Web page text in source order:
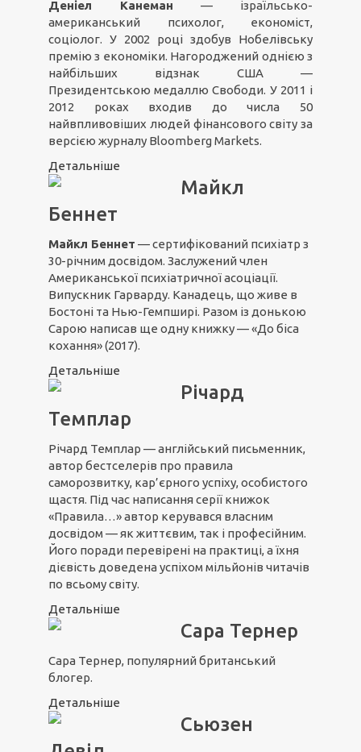
Деніел Канеман— ізраїльсько-
американський психолог, економіст,
соціолог. У 2002 році здобув Нобелівську
премію з економіки. Нагороджений однією з
найбільших відзнак США —
Президентською медаллю Свободи. У 2011 і
2012 роках входив до числа 50
найвпливовіших людей фінансового світу за
версією журналу Bloomberg Markets.
Детальніше
Майкл
Беннет
Майкл Беннет — сертифікований психіатр з
30-річним досвідом. Заслужений член
Американської психіатричної асоціації.
Випускник Гарварду. Канадець, що живе в
Бостоні та Нью-Гемпширі. Разом із донькою
Сарою написав ще одну книжку — «До біса
кохання» (2017).
Детальніше
Річард
Темплар
Річард Темплар — англійський письменник,
автор бестселерів про правила
саморозвитку, кар’єрного успіху, особистого
щастя. Під час написання серії книжок
«Правила…» автор керувався власним
досвідом — як життєвим, так і професійним.
Його поради перевірені на практиці, а їхня
дієвість доведена успіхом мільйонів читачів
по всьому світу.
Детальніше
Сара Тернер
Сара Тернер, популярний британський
блогер.
Детальніше
Сьюзен